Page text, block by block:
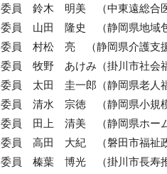
委員 鈴木 明美 （中東遠総合医
委員 山田 隆史 （静岡県地域包
委員 村松 亮 （静岡県介護支援
委員 牧野 あけみ（掛川市社会福
委員 太田 圭一郎（静岡県老人福
委員 清水 宗徳 （静岡県小規模
委員 田上 清美 （静岡県ホーム
委員 高田 大紀 （磐田市福祉政
委員 榛葉 博光 （掛川市長寿推